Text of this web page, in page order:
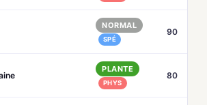
NORMAL
SPÉ
90
PLANTE
PHYS
80